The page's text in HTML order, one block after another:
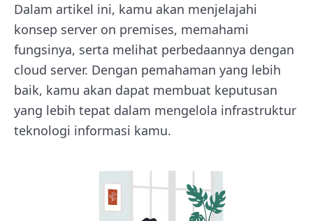
Dalam artikel ini, kamu akan menjelajahi
konsep server on premises, memahami
fungsinya, serta melihat perbedaannya dengan
cloud server. Dengan pemahaman yang lebih
baik, kamu akan dapat membuat keputusan
yang lebih tepat dalam mengelola infrastruktur
teknologi informasi kamu.